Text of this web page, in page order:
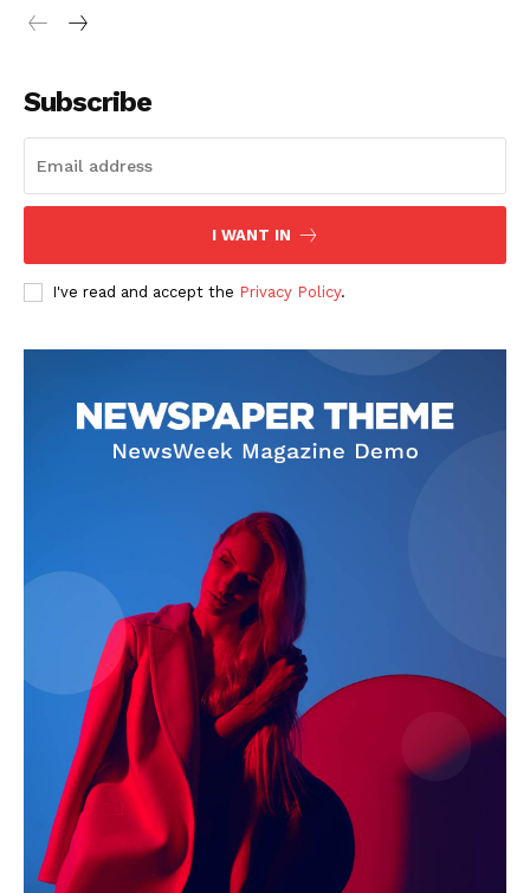
Subscribe
I WANT IN
I've read and accept the Privacy Policy.